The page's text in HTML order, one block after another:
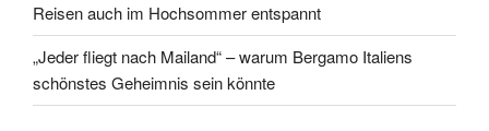
Reisen auch im Hochsommer entspannt
„Jeder fliegt nach Mailand“ – warum Bergamo Italiens
schönstes Geheimnis sein könnte